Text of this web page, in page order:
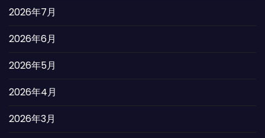
2026年7月
2026年6月
2026年5月
2026年4月
2026年3月